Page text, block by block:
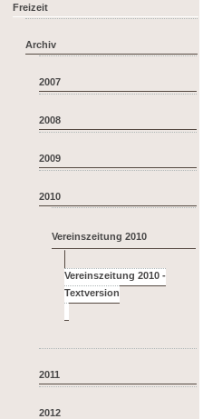
Freizeit
Archiv
2007
2008
2009
2010
Vereinszeitung 2010
Vereinszeitung 2010 -
2011
2012